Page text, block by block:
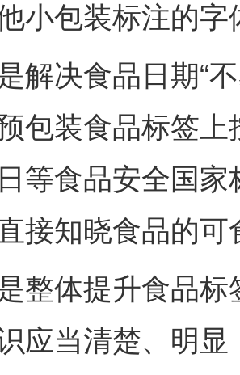
小包装标注的
决食品日期“不
包装食品标签
等食品安全国
接知晓食品的
体提升食品标
应当清楚、明